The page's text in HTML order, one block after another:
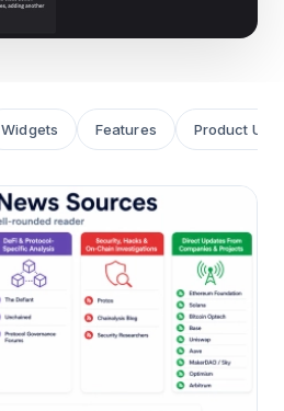
Widgets Features Product